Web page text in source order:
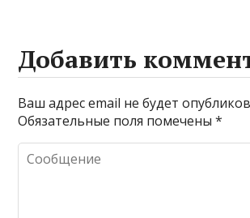
Добавить
Ваш адрес email не будет
Обязательные поля помечены*